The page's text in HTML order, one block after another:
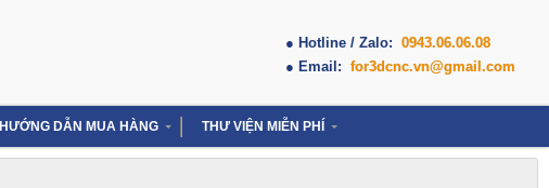
● Hotline / Zalo: 0943.06.06.08
● Email: for3dcnc.vn@gmail.com
HƯỚNG DẪN MUA HÀNG THƯ VIỆN MIỄN PHÍ